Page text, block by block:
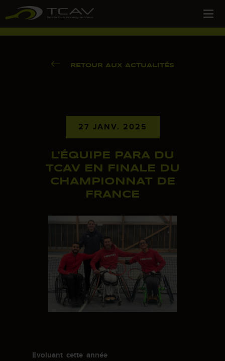
RETOUR AUX ACTUALITÉS
27 JANV. 2025
L'ÉQUIPE PARA DU
TCAV EN FINALE DU
CHAMPIONNAT DE
FRANCE
Evoluant cette année